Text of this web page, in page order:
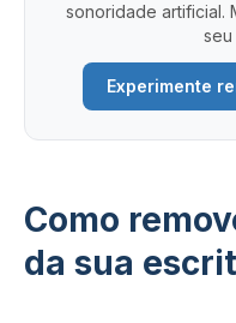
sonoridade artificial.
seu
Experimente
Como
da sua